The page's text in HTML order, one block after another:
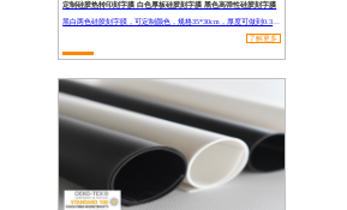
定制硅胶热转印刻字膜 白色厚板硅胶刻字膜 黑色高弹性硅胶刻字膜
了解更多